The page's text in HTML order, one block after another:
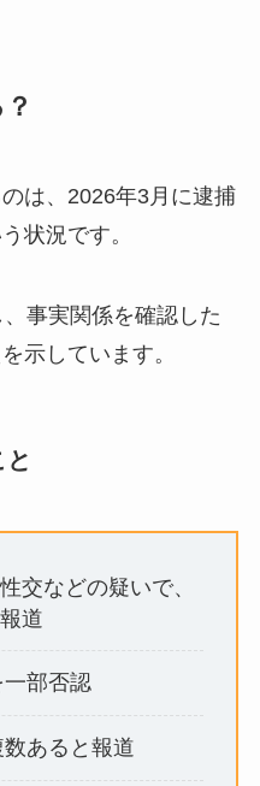
は、2026年3月に逮捕
状況です。
事実関係を確認した
示しています。
交などの疑いで、
道
部否認
あると報道